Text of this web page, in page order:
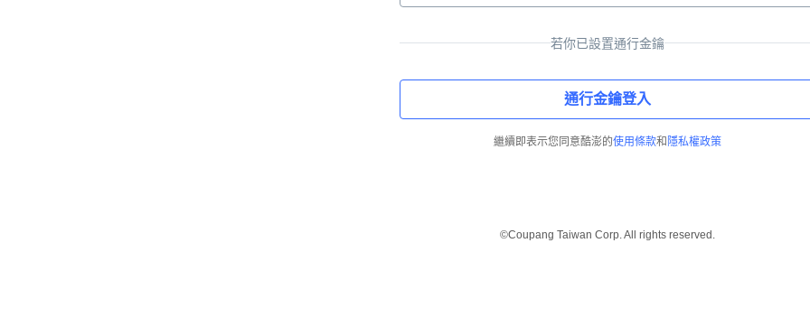
若你已設置通行金鑰
通行金鑰登入
繼續即表示您同意酷澎的使用條款和 隱私權政策
©Coupang Taiwan Corp. All rights reserved.